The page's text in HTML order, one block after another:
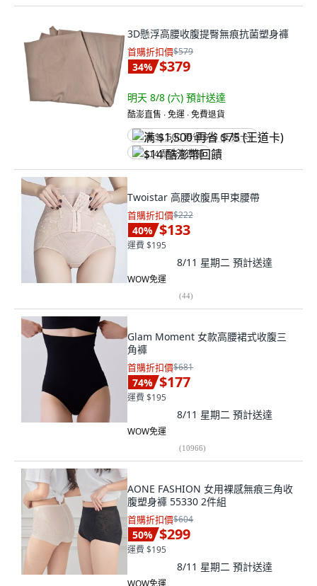
3D懸浮高腰收腹提臀無痕抗菌塑身褲
首購折扣價$579
34% $379
明天 8/8 (六) 預計送達
酷澎直售 ∙ 免運 ∙ 免費退貨
满 $1,500 再省 $75 (王道卡)
$14 酷澎幣回饋
Twoistar 高腰收腹馬甲束腰帶
首購折扣價$222
40% $133
運費 $195
8/11 星期二 預計送達
WOW免運
(44)
Glam Moment 女款高腰裙式收腹三
角褲
首購折扣價$681
74% $177
運費 $195
8/11 星期二 預計送達
WOW免運
(10966)
AONE FASHION 女用裸感無痕三角收
腹塑身褲 55330 2件組
首購折扣價$604
50% $299
運費 $195
8/11 星期二 預計送達
WOW免運